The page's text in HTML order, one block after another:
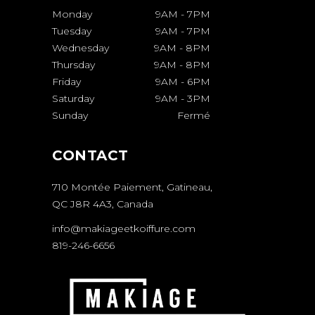
CONTACT
710 Montée Paiement, Gatineau,
QC J8R 4A3, Canada
info@makiageetkoiffure.com
819-246-6656
Monday 9AM - 7PM
Tuesday
9AM - 7PM
Wednesday
9AM - 8PM
Thursday
9AM - 8PM
Friday
9AM - 6PM
Saturday
9AM - 3PM
Sunday
Fermé